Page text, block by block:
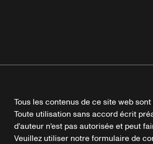
Tous les contenus de ce site web
Toute utilisation sans accord écrit
d'auteur n'est pas autorisée et peut
Veuillez utiliser notre formulaire de